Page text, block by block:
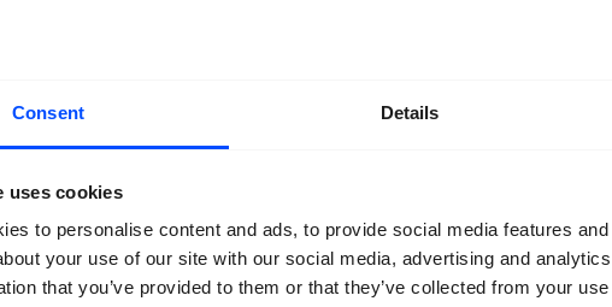
Consent Details
uses cookies
to personalise content and ads, to provide social media features
your use of our site with our social media, advertising and
that you’ve provided to them or that they’ve collected from your